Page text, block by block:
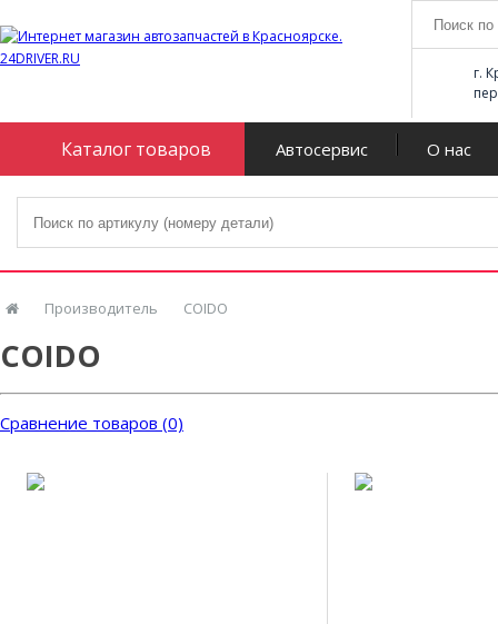
г.
Каталог товаров Автосервис О нас
Производитель COIDO
COIDO
Сравнение товаров (0)